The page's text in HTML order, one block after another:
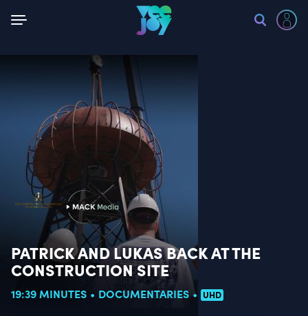
PATRICK AND LUKAS BACK AT THE
CONSTRUCTION SITE
19:39 MINUTES DOCUMENTARIES UHD